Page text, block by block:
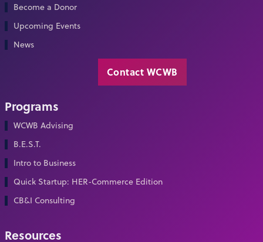
Become a Donor
Upcoming Events
News
Contact WCWB
Programs
WCWB Advising
B.E.S.T.
Intro to Business
Quick Startup: HER-Commerce Edition
CB&I Consulting
Resources